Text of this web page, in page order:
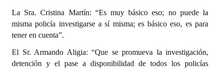
La Sra. Cristina Martín: “Es muy básico eso; no puede la
misma policía investigarse a sí misma; es básico eso, es para
tener en cuenta”.
El Sr. Armando Aligia: “Que se promueva la investigación,
detención y el pase a disponibilidad de todos los policías